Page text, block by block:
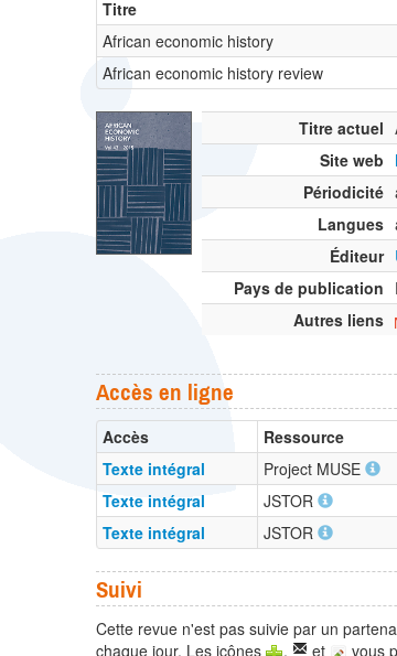
Titre
African economic history
African economic history review
Titre actuel
Site web
Périodicité
Langues
Éditeur
Pays de publication
Autres liens
Accès en ligne
Accès Ressource
Texte intégral
Project MUSE
Texte intégral
JSTOR
Texte intégral
JSTOR
Suivi
Cette revue n'est pas suivie par un
chaque jour. Les icônes
, et vous